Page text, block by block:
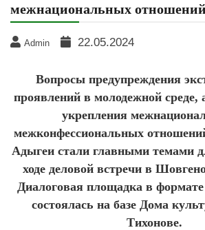
межнациональных отношений
Admin 22.05.2024
Вопросы предупреждения
проявлений в молодежной среде,
укрепления
межконфессиональных
Адыгеи стали главными темами
ходе деловой встречи в
Диалоговая площадка в формате
состоялась на базе Дома
Тихонове.